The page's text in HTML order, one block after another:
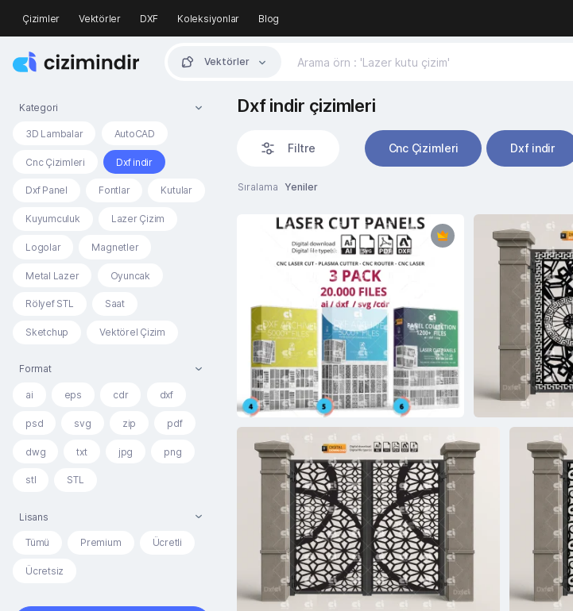
Çizimler Vektörler DXF Koleksiyonlar Blog
Vektörler
Kategori
3D Lambalar AutoCAD
Cnc Çizimleri Dxf indir
Dxf Panel Fontlar Kutular
Kuyumculuk Lazer Çizim
Logolar Magnetler
Metal Lazer Oyuncak
Rölyef STL Saat
Sketchup Vektörel Çizim
Format
ai eps cdr dxf
psd svg zip pdf
dwg txt jpg png
stl STL
Lisans
Tümü Premium Ücretli
Ücretsiz
Dxf indir çizimleri
Filtre Cnc Çizimleri Dxf indir
Sıralama Yeniler